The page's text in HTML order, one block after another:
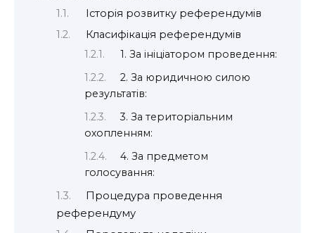
Історія розвитку референдумів
Класифікація референдумів
1. За ініціатором проведення:
2. За юридичною силою
результатів:
3. За територіальним
охопленням:
4. За предметом
голосування:
Процедура проведення
референдуму